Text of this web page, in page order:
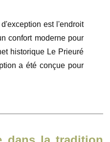
est l'endroit
confort moderne pour
historique Le Prieuré
a été conçue pour